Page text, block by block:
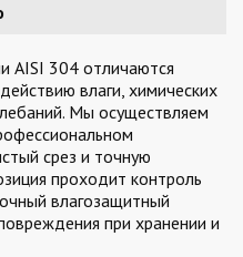
AISI 304 отличаются
влаги, химических
Мы осуществляем
срез и точную
проходит контроль
влагозащитный
при хранении и